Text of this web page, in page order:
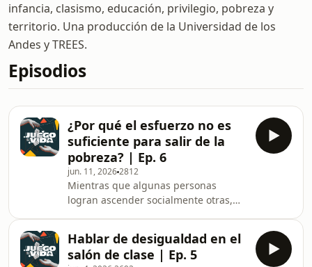
infancia, clasismo, educación, privilegio, pobreza y
territorio. Una producción de la Universidad de los
Andes y TREES.
Episodios
¿Por qué el esfuerzo no es
suficiente para salir de la
pobreza? | Ep. 6
jun. 11, 20262812
Mientras que algunas personas
logran ascender socialmente otras,
educación, los apellidos, el lugar
donde nacemos y las oportunidades
Hablar de desigualdad en el
salón de clase | Ep. 5